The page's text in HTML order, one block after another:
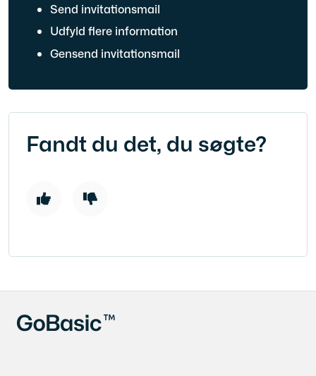
Send invitationsmail
Udfyld flere information
Gensend invitationsmail
Fandt du det, du søgte?